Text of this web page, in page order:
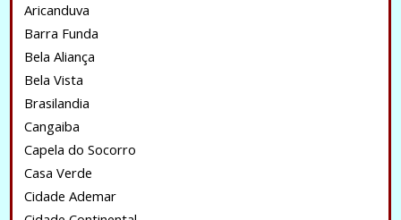
Aricanduva
Barra Funda
Bela Aliança
Bela Vista
Brasilandia
Cangaiba
Capela do Socorro
Casa Verde
Cidade Ademar